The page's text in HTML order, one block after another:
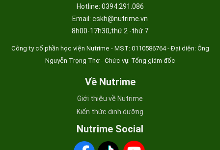
Hotline: 0394.291.086
Email: cskh@nutrime.vn
8h00-17h30,thứ 2 -thứ 7
Công ty cổ phần học viện Nutrime - MST: 0110586764 - Đại diện: Ông
Nguyễn Trọng Thơ - Chức vụ: Tổng giám đốc
Về Nutrime
Giới thiệu về Nutrime
Kiến thức dinh dưỡng
Nutrime Social